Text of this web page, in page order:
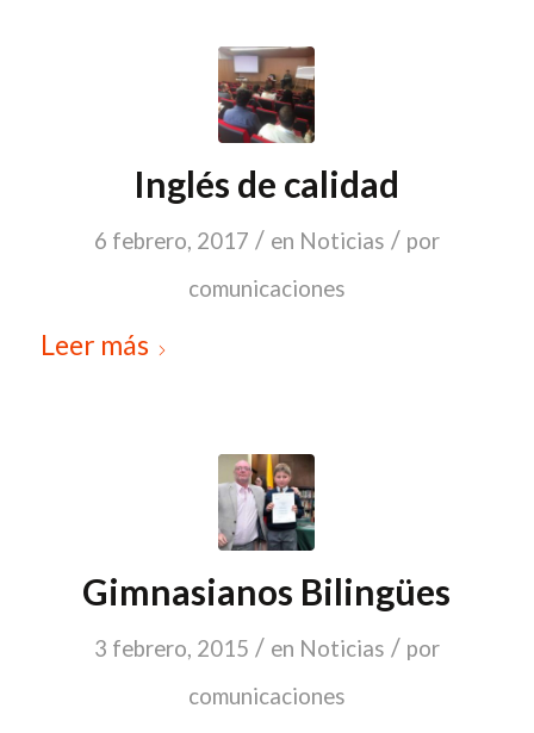
Inglés de calidad
6 febrero, 2017 / en Noticias / por
comunicaciones
Leer más
Gimnasianos Bilingües
3 febrero, 2015 / en Noticias / por
comunicaciones